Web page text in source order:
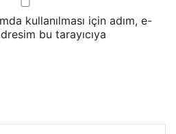
kullanılması için adım, e-
bu tarayıcıya